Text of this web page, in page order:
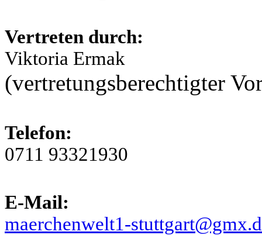
Vertreten durch:
Viktoria Ermak
(vertretungsberechtigter
Telefon:
0711 93321930
E-Mail:
maerchenwelt1-